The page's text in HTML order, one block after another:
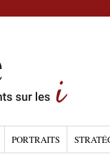
PORTRAITS